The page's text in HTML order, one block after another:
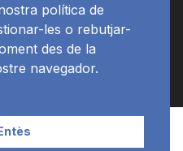
Programació
política de
les o rebutjar-
des de la
navegador.